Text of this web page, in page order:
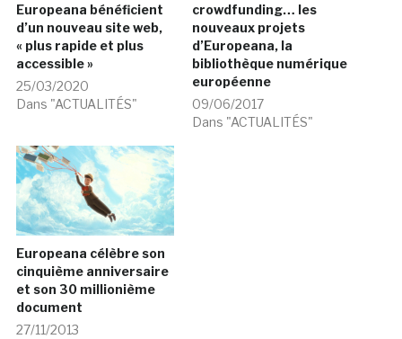
Europeana bénéficient
d’un nouveau site web,
« plus rapide et plus
accessible »
25/03/2020
Dans "ACTUALITÉS"
crowdfunding… les
nouveaux projets
d’Europeana, la
bibliothèque numérique
européenne
09/06/2017
Dans "ACTUALITÉS"
Europeana célèbre son
cinquième anniversaire
et son 30 millionième
document
27/11/2013